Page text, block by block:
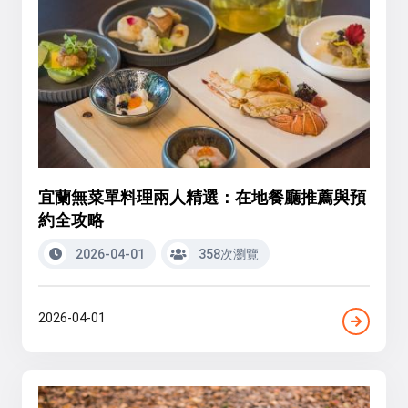
宜蘭無菜單料理兩人精選：在地餐廳推薦與預
約全攻略
2026-04-01 358次瀏覽
2026-04-01